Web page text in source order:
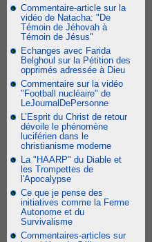
Commentaire-article sur la
vidéo de Natacha: "De
Témoin de Jéhovah à
Témoin de Jésus"
Echanges avec Farida
Belghoul sur la Pétition des
opprimés adressée à Dieu
Commentaire sur la vidéo
"Football nucléaire" de
LeJournalDePersonne
L’Esprit du Christ de retour
dévoile le phénomène
luciférien dans le
christianisme moderne
La "HAARP" du Diable et
les Trompettes de
l'Apocalypse
Ce que je pense des
initiatives comme la Ferme
Autonome et du
Survivalisme
Commentaires-articles sur